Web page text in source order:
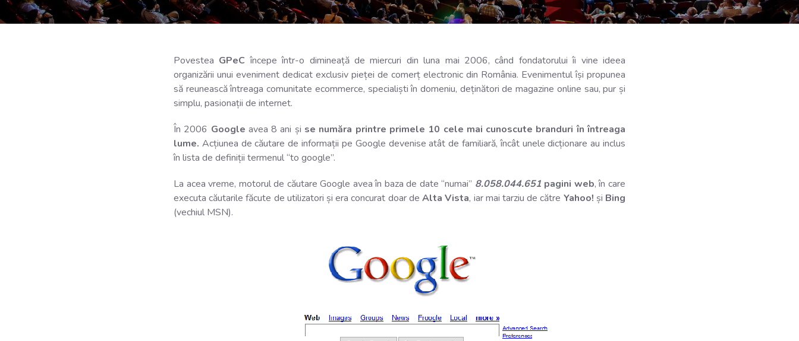
Povestea GPeC începe într-o dimineață de miercuri din luna mai 2006, când fondatorului îi vine ideea
organizării unui eveniment dedicat exclusiv pieței de comerț electronic din România. Evenimentul își propunea
să reunească întreaga comunitate ecommerce, specialiști în domeniu, deținători de magazine online sau, pur și
simplu, pasionații de internet.
În 2006 Google avea 8 ani și se număra printre primele 10 cele mai cunoscute branduri în întreaga
lume. Acțiunea de căutare de informații pe Google devenise atât de familiară, încât unele dicționare au inclus
în lista de definiții termenul “to google”.
La acea vreme, motorul de căutare Google avea în baza de date “numai” 8.058.044.651 pagini web, în care
executa căutarile făcute de utilizatori și era concurat doar deAlta Vista, iar mai tarziu de către Yahoo! și Bing
(vechiul MSN).